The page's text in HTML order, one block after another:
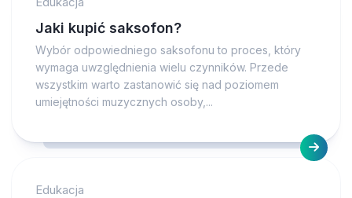
Jaki kupić saksofon?
Wybór odpowiedniego saksofonu to proces, który
wymaga uwzględnienia wielu czynników. Przede
wszystkim warto zastanowić się nad poziomem
umiejętności muzycznych osoby,...
Edukacja